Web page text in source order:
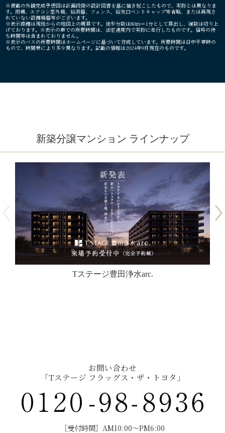
※掲載の外観完成予想図は計画段階の設計図書を基に描き起こしたもので、実際とは異なりま
す。雨桶、エアコン室外機、給湯器、フェンス、給気口ベントキャップ等省略、または再現さ
れていない設備機器等がございます。
※表示距離は現地からの地図上の概算です。徒歩分数は80ｍ＝1分として算出し、端数は切り上
げております。※表示の車での所要時間は、法定速度内で実際に走行したものです。信号の待
ち時間等は含まれておりません。
※表示のバスの所要時間はホームページに基づいて作成しています。所要時間は日中平常時の
もので、時間帯により多少異なります。記載の情報は2024年9月現在のものです。
新築分譲マンション ラインナップ
Tステージ豊田浄水arc.
お問い合わせ
「Tステージ フラッグス・ザ・トヨタ」
［受付時間］AM10:00〜PM6:00